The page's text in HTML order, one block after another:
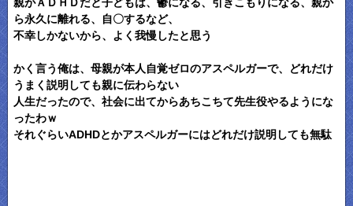
親がＡＤＨＤだと子どもは、鬱になる、引きこもりになる、親か
ら永久に離れる、自〇するなど、
不幸しかないから、よく我慢したと思う
かく言う俺は、母親が本人自覚ゼロのアスペルガーで、どれだけ
うまく説明しても親に伝わらない
人生だったので、社会に出てからあちこちて先生役やるようにな
ったわｗ
それぐらいADHDとかアスペルガーにはどれだけ説明しても無駄